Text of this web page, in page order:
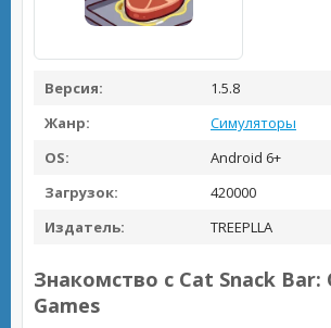
Версия:
1.5.8
Жанр:
Симуляторы
OS:
Android 6+
Загрузок:
420000
Издатель:
TREEPLLA
Знакомство с Cat Snack Bar:
Games